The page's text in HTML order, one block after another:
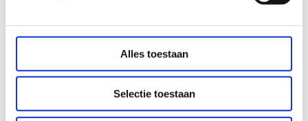
Alles toestaan
Selectie toestaan
Chief Information Security
Officer Den Haag